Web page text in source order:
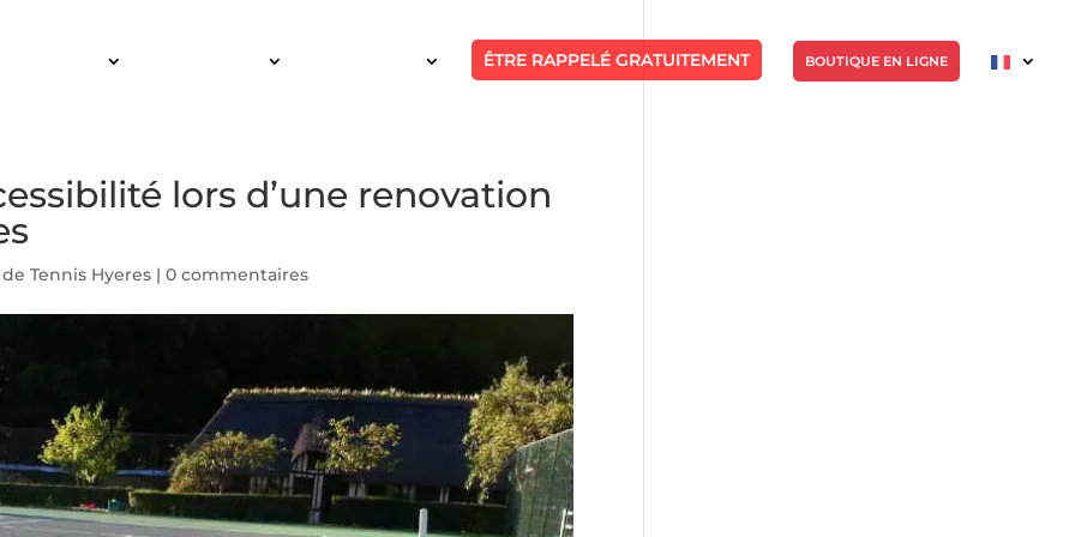
ÊTRE RAPPELÉ GRATUITEMENT BOUTIQUE EN LIGNE
lors d’une renovation
Tennis Hyeres |0 commentaires